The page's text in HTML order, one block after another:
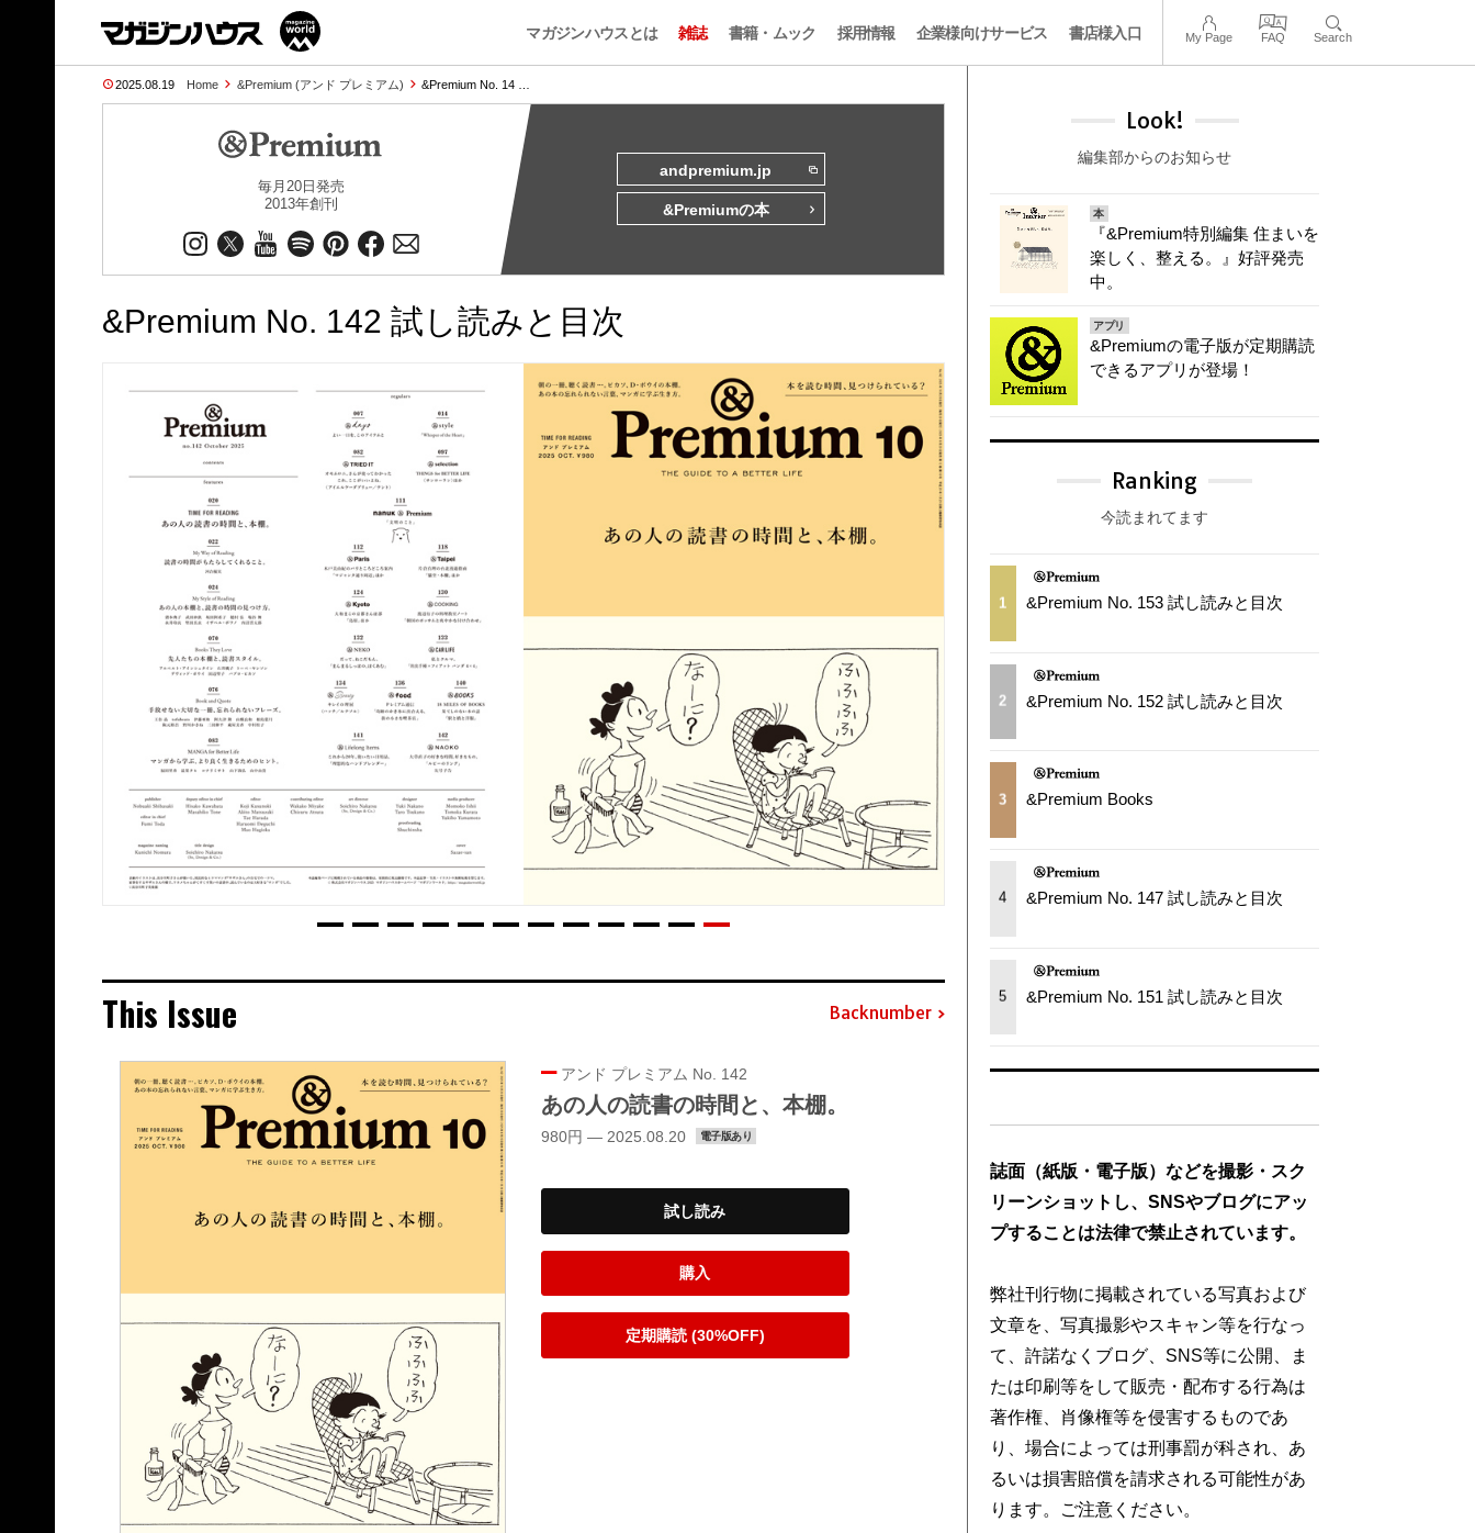
マガジンハウスとは 雑誌 書籍・ムック 採用情報 企業様向けサービス 書店様入口 My Page FAQ Search
2025.08.19 Home &Premium (アンド プレミアム) &Premium No. 14 …
毎月20日発売
2013年創刊
andpremium.jp
&Premiumの本
&Premium No. 142 試し読みと目次
This Issue Backnumber
アンド プレミアム No. 142
あの人の読書の時間と、本棚。
980円 — 2025.08.20 電子版あり
試し読み
購入
定期購読 (30%OFF)
Look!
編集部からのお知らせ
本
『&Premium特別編集 住まいを
楽しく、整える。』好評発売
中。
アプリ
&Premiumの電子版が定期購読
できるアプリが登場！
Ranking
今読まれてます
1 &Premium No. 153 試し読みと目次
2 &Premium No. 152 試し読みと目次
3 &Premium Books
4 &Premium No. 147 試し読みと目次
5 &Premium No. 151 試し読みと目次
誌面（紙版・電子版）などを撮影・スク
リーンショットし、SNSやブログにアッ
プすることは法律で禁止されています。
弊社刊行物に掲載されている写真および
文章を、写真撮影やスキャン等を行なっ
て、許諾なくブログ、SNS等に公開、ま
たは印刷等をして販売・配布する行為は
著作権、肖像権等を侵害するものであ
り、場合によっては刑事罰が科され、あ
るいは損害賠償を請求される可能性があ
ります。ご注意ください。